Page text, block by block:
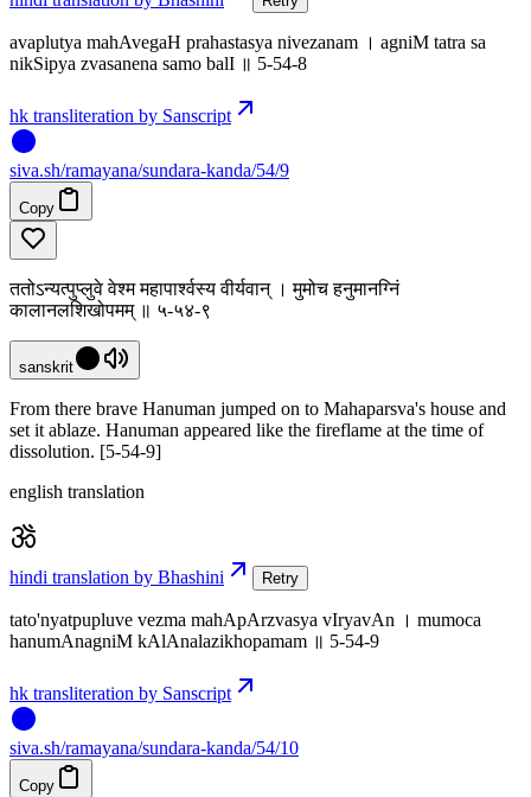
avaplutya mahAvegaH prahastasya nivezanam । agniM tatra sa
nikSipya zvasanena samo balI ॥ 5-54-8
hk transliteration by Sanscript
siva.sh/ramayana/sundara-kanda/54/9
Copy
ततोऽन्यत्पुप्लुवे वेश्म महापार्श्वस्य वीर्यवान् । मुमोच हनुमानग्निं
कालानलशिखोपमम् ॥ ५-५४-९
sanskrit
From there brave Hanuman jumped on to Mahaparsva's house and
set it ablaze. Hanuman appeared like the fireflame at the time of
dissolution. [5-54-9]
english translation
hindi translation by Bhashini Retry
tato'nyatpupluve vezma mahApArzvasya vIryavAn । mumoca
hanumAnagniM kAlAnalazikhopamam ॥ 5-54-9
hk transliteration by Sanscript
siva.sh/ramayana/sundara-kanda/54/10
Copy